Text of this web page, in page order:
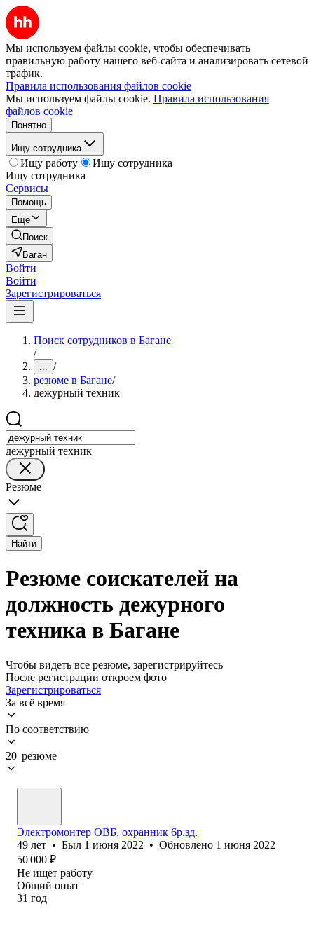
Мы используем файлы cookie, чтобы обеспечивать
правильную работу нашего веб-сайта и анализировать сетевой
трафик.
Правила использования файлов cookie
Мы используем файлы cookie. Правила использования
файлов cookie
Понятно
Ищу сотрудника
Ищу работу
Ищу сотрудника
Ищу сотрудника
Сервисы
Помощь
Ещё
Поиск
Баган
Войти
Войти
Зарегистрироваться
Поиск сотрудников в Багане
/
... /
резюме в Багане/
дежурный техник
дежурный техник
Резюме
Найти
Резюме соискателей на
должность дежурного
техника в Багане
Чтобы видеть все резюме, зарегистрируйтесь
После регистрации откроем фото
Зарегистрироваться
За всё время
По соответствию
20 резюме
Электромонтер ОВБ, охранник 6р.зд.
49 лет • Был 1 июня 2022 • Обновлено 1 июня 2022
50 000 ₽
Не ищет работу
Общий опыт
31 год